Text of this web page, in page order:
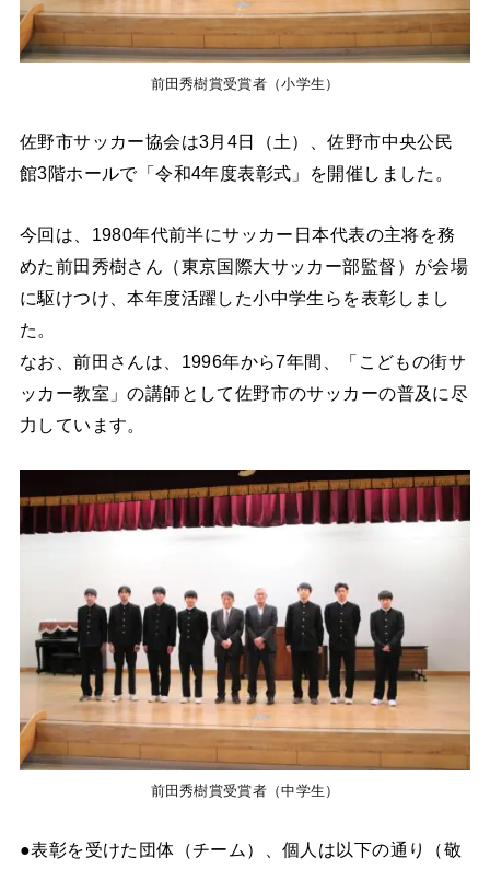
前田秀樹賞受賞者（小学生）
佐野市サッカー協会は3月4日（土）、佐野市中央公民
館3階ホールで「令和4年度表彰式」を開催しました。
今回は、1980年代前半にサッカー日本代表の主将を務
めた前田秀樹さん（東京国際大サッカー部監督）が会場
に駆けつけ、本年度活躍した小中学生らを表彰しまし
た。
なお、前田さんは、1996年から7年間、「こどもの街サ
ッカー教室」の講師として佐野市のサッカーの普及に尽
力しています。
前田秀樹賞受賞者（中学生）
●表彰を受けた団体（チーム）、個人は以下の通り（敬